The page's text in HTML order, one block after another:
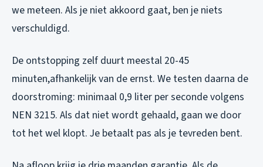
we meteen. Als je niet akkoord gaat, ben je niets
verschuldigd.
De ontstopping zelf duurt meestal 20-45
minuten,afhankelijk van de ernst. We testen daarna de
doorstroming: minimaal 0,9 liter per seconde volgens
NEN 3215. Als dat niet wordt gehaald, gaan we door
tot het wel klopt. Je betaalt pas als je tevreden bent.